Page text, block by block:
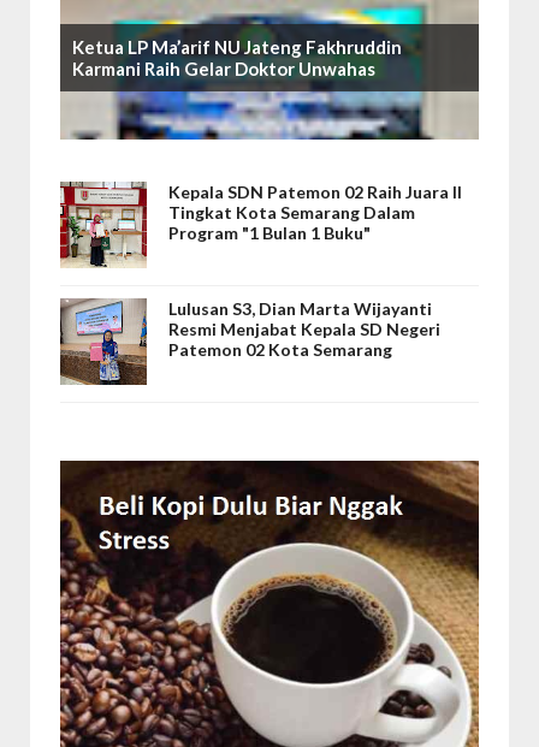
Ketua LP Ma’arif NU Jateng Fakhruddin
Karmani Raih Gelar Doktor Unwahas
Kepala SDN Patemon 02 Raih Juara II
Tingkat Kota Semarang Dalam
Program "1 Bulan 1 Buku"
Lulusan S3, Dian Marta Wijayanti
Resmi Menjabat Kepala SD Negeri
Patemon 02 Kota Semarang